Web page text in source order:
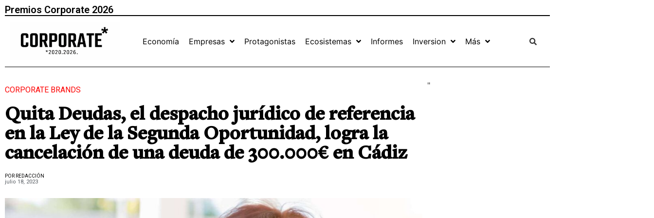
Premios Corporate 2026
Economía Empresas Protagonistas Ecosistemas Informes Inversion Más
CORPORATE BRANDS
Quita Deudas, el despacho jurídico de referencia
en la Ley de la Segunda Oportunidad, logra la
cancelación de una deuda de 300.000€ en Cádiz
POR REDACCIÓN
julio 18, 2023
"